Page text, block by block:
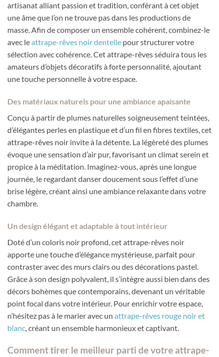
artisanat alliant passion et tradition, conférant à cet objet
une âme que l’on ne trouve pas dans les productions de
masse. Afin de composer un ensemble cohérent, combinez-le
avec leattrape-rêves noir dentelle pour structurer votre
sélection avec cohérence. Cet attrape-rêves séduira tous les
amateurs d’objets décoratifs à forte personnalité, ajoutant
une touche personnelle à votre espace.
Des matériaux naturels pour une ambiance apaisante
Conçu à partir de plumes naturelles soigneusement teintées,
d’élégantes perles en plastique et d’un fil en fibres textiles, cet
attrape-rêves noir invite à la détente. La légèreté des plumes
évoque une sensation d’air pur, favorisant un climat serein et
propice à la méditation. Imaginez-vous, après une longue
journée, le regardant danser doucement sous l’effet d’une
brise légère, créant ainsi une ambiance relaxante dans votre
chambre.
Un design élégant et adaptable à tout intérieur
Doté d’un coloris noir profond, cet attrape-rêves noir
apporte une touche d’élégance mystérieuse, parfait pour
contraster avec des murs clairs ou des décorations pastel.
Grâce à son design polyvalent, il s’intègre aussi bien dans des
décors bohèmes que contemporains, devenant un véritable
point focal dans votre intérieur. Pour enrichir votre espace,
n’hésitez pas à le marier avec un attrape-rêves rouge noir et
blanc, créant un ensemble harmonieux et captivant.
Comment tirer le meilleur parti de votre attrape-